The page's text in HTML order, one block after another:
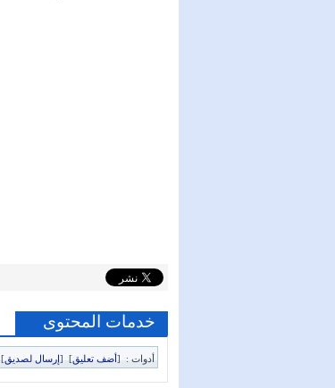
خدمات المحتوى
أدوات : [أضف تعليق]
[إرسال لصديق]